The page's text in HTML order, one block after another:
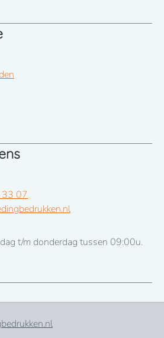
07
t/m donderdag tussen 09:00u.